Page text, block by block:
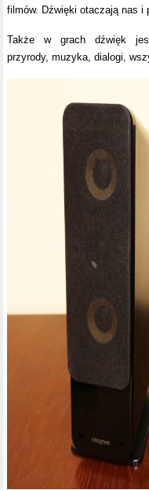
filmów. Dźwięki otaczają nas i
Także w grach dźwięk
przyrody, muzyka, dialogi,